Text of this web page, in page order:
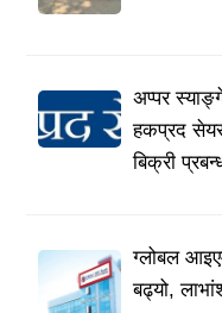
अप्पर
हकप्रद
बिक्री
ग्लोबल
बढ्यो,